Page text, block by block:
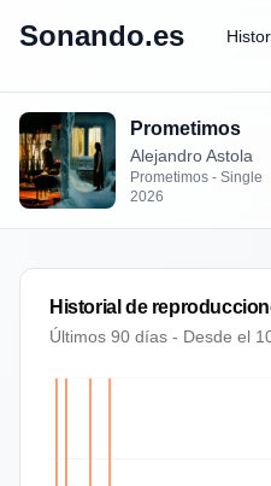
Sonando.es
Prometimos
Alejandro Astola
Prometimos - Single
2026
Historial de
Últimos 90 días - Desde el